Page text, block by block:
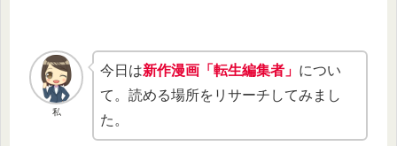
私
今日は新作漫画「転生編集者」 につい
て。読める場所をリサーチしてみまし
た。